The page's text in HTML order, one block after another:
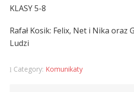
KLASY 5-8
Rafał Kosik: Felix, Net i Nika oraz
Ludzi
Category: Komunikaty